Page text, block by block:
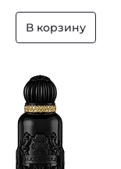
В корзину